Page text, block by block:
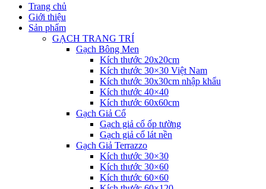
Trang chủ
Giới thiệu
Sản phẩm
GẠCH TRANG TRÍ
Gạch Bông Men
Kích thước 20x20cm
Kích thước 30×30 Việt Nam
Kích thước 30x30cm nhập khẩu
Kích thước 40×40
Kích thước 60x60cm
Gạch Giả Cổ
Gạch giả cổ ốp tường
Gạch giả cổ lát nền
Gạch Giả Terrazzo
Kích thước 30×30
Kích thước 30×60
Kích thước 60×60